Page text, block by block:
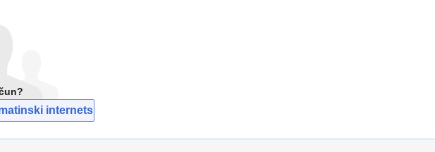
internetski libar